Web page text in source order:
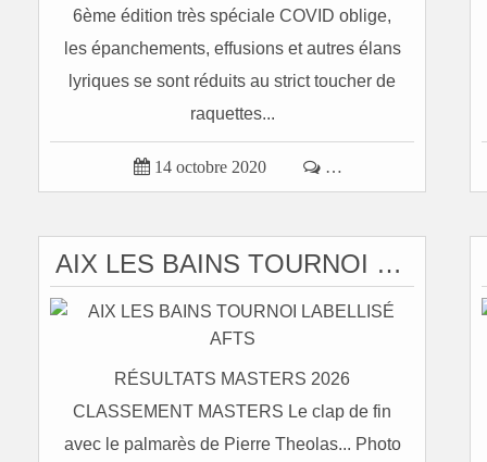
6ème édition très spéciale COVID oblige,
les épanchements, effusions et autres élans
lyriques se sont réduits au strict toucher de
raquettes...
 14 octobre 2020  …
AIX LES BAINS TOURNOI LABELLISÉ AFTS
RÉSULTATS MASTERS 2026
CLASSEMENT MASTERS Le clap de fin
avec le palmarès de Pierre Theolas... Photo